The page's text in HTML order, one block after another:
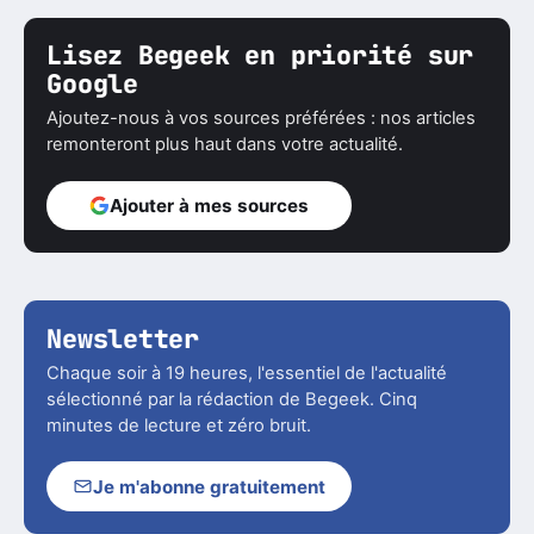
Lisez Begeek en priorité sur
Google
Ajoutez-nous à vos sources préférées : nos articles
remonteront plus haut dans votre actualité.
Ajouter à mes sources
Newsletter
Chaque soir à 19 heures, l'essentiel de l'actualité
sélectionné par la rédaction de Begeek. Cinq
minutes de lecture et zéro bruit.
Je m'abonne gratuitement